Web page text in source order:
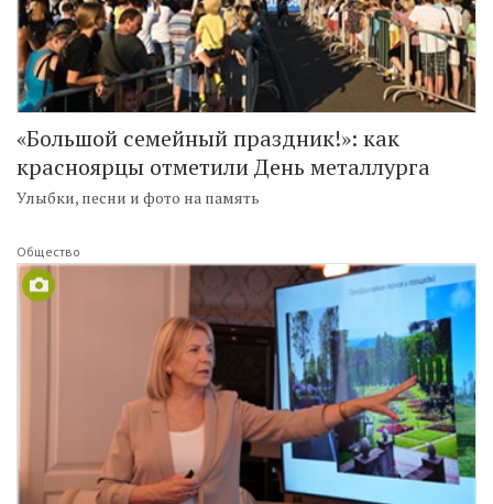
«Большой семейный праздник!»: как
красноярцы отметили День металлурга
Улыбки, песни и фото на память
Общество